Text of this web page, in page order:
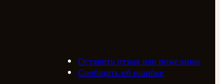
Оставить отзыв или пожелание
Сообщить об ошибке